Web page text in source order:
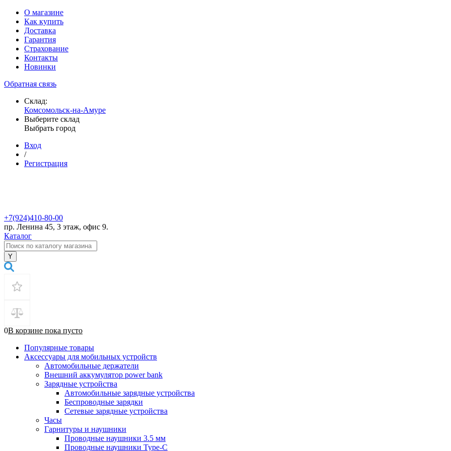
О магазине
Как купить
Доставка
Гарантия
Страхование
Контакты
Новинки
Обратная связь
Склад:
Комсомольск-на-Амуре
Выберите склад
Выбрать город
Вход
/
Регистрация
+7(924)410-80-00
пр. Ленина 45, 3 этаж, офис 9.
Каталог
0В корзине пока пусто
Популярные товары
Аксессуары для мобильных устройств
Автомобильные держатели
Внешний аккумулятор power bank
Зарядные устройства
Автомобильные зарядные устройства
Беспроводные зарядки
Сетевые зарядные устройства
Часы
Гарнитуры и наушники
Проводные наушники 3.5 мм
Проводные наушники Type-C